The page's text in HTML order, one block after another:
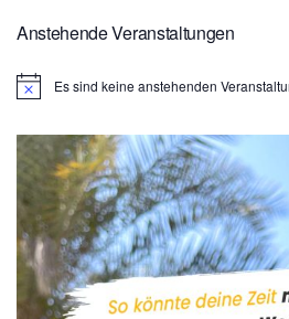
Anstehende Veranstaltungen
H
w
Es sind keine anstehenden